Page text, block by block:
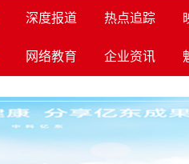
深度报道 热点追踪
网络教育 企业资讯